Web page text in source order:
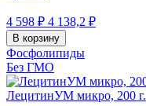
4 598 ₽ 4 138,2 ₽
В корзину
Фосфолипиды
Без ГМО
ЛецитинУМ микро, 200 г.